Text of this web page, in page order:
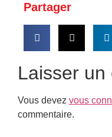
Partager
Laisser un
Vous devez vous
commentaire.